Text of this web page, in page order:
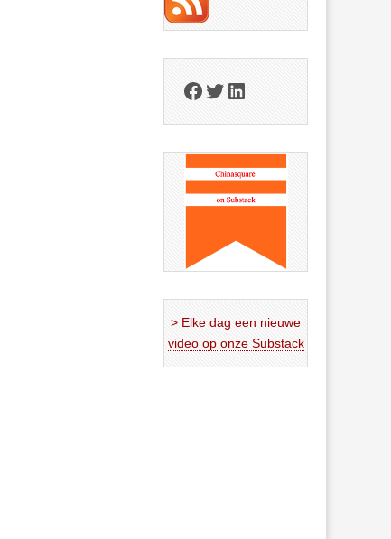
Facebook
Twitter
LinkedIn
> Elke dag een nieuwe
video op onze Substack